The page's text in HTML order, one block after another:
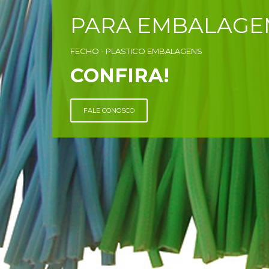
PARA
FECHO - PLASTICO EMBALAGENS
CONFIRA!
FALE CONOSCO